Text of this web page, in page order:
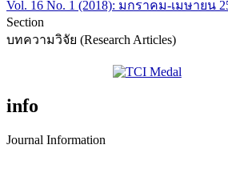
Vol. 16 No. 1 (2018): มกราคม-เมษายน
Section
บทความวิจัย (Research Articles)
info
Journal Information